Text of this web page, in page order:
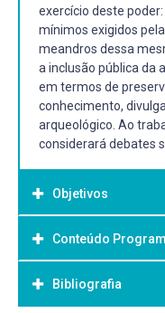
exercício deste
mínimos exigidos
meandros dessa
a inclusão pública da
em termos de
conhecimento,
arqueológico. Ao
considerará debates
Objetivos
Objetivo Geral:
Apresentar exemplos
Conteúdo
Bibliografia